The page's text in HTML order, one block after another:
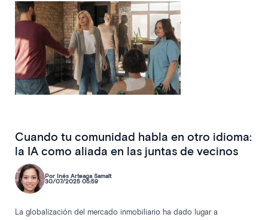
dejado constancia escrita de lo ocurrido.
Cuando tu comunidad habla en otro idioma:
la IA como aliada en las juntas de vecinos
Por Inés Arteaga Samalt
30/07/2025 05:59
La globalización del mercado inmobiliario ha dado lugar a